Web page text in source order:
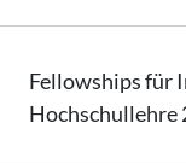
Fellowships für
Hochschullehre